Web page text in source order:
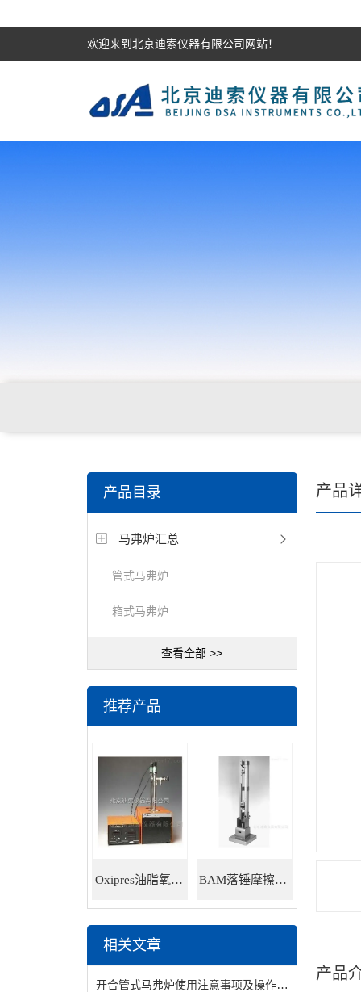
欢迎来到北京迪索仪器有限公司网站！
产品目录
马弗炉汇总
管式马弗炉
箱式马弗炉
查看全部 >>
推荐产品
Oxipres油脂氧化稳定性仪 BAM落锤摩擦感度仪
相关文章
开合管式马弗炉使用注意事项及操作方法
产品
产品